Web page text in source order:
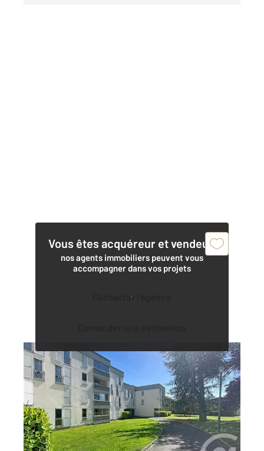
Vous êtes acquéreur et vendeur,
nos agents immobiliers peuvent vous
accompagner dans vos projets
Contacter l'agence
Demander une estimation
MARGNY LES COMPIEGNE 60
90,78 m2, 3 pièces
Ref : 17935
Appartement T3 à vendre
155 000 €